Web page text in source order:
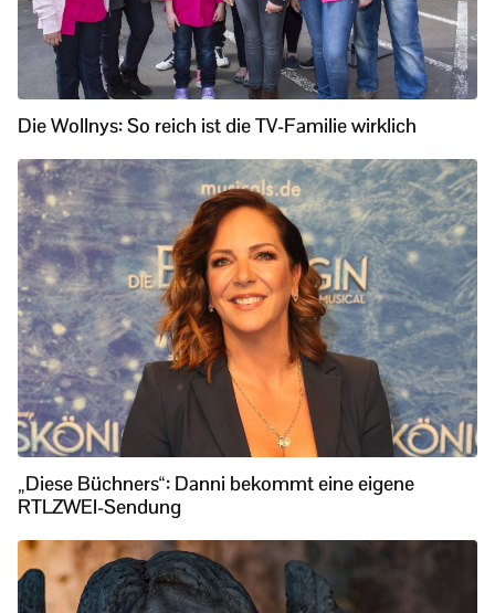
Die Wollnys: So reich ist die TV-Familie wirklich
„Diese Büchners“: Danni bekommt eine eigene
RTLZWEI-Sendung